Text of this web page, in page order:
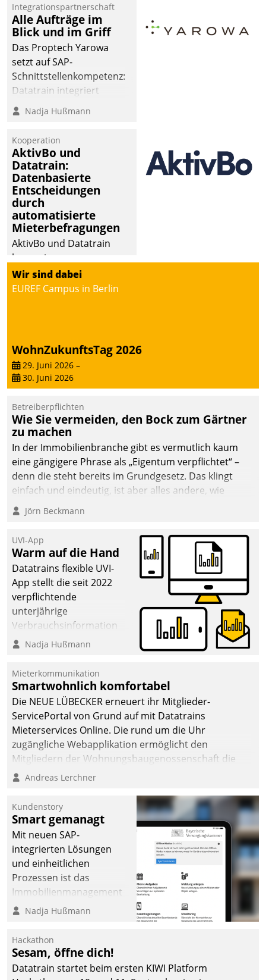
einsehen und ändern
oder
Schadensmeldungen
abgeben – rund um die
Uhr.
Integrationspartnerschaft
Alle Aufträge im
Blick und im Griff
Das Proptech Yarowa
setzt auf SAP-
Schnittstellenkompetenz:
Datatrain integriert
Yarowas Portal zur
Vergabe und Verwaltung
operativen
Instandhaltung in die
SAP-Systemlandschaft
deutscher
Wohnungsunternehmen
– und beschleunigt damit
den Weg vom
Mieteranliegen zum
Dienstleisterauftrag.
Nadja Hußmann
Kooperation
AktivBo und
Datatrain:
Datenbasierte
Entscheidungen
durch
automatisierte
Mieterbefragungen
AktivBo und Datatrain
kooperieren –
Immobilienunternehmen
profitieren: Die nahtlose
automatisiert ausgelöste,
zielgerichtete
Mieterbefragungen – eine
starke Grundlage für
intelligente,
datengestützte
Entscheidungen.
Wir sind dabei
EUREF Campus in Berlin
WohnZukunftsTag 2026
29. Juni 2026 –
30. Juni 2026
Betreiberpflichten
Wie Sie vermeiden, den Bock zum Gärtner
zu machen
In der Immobilienbranche gibt es vermutlich kaum
eine gängigere Phrase als „Eigentum verpflichtet“ –
denn die steht bereits im Grundgesetz. Das klingt
einfach und eindeutig, ist aber alles andere, wie
Branchenbeschäftigte wissen. Denn mit der
Verantwortung folgen Verpflichtungen.
Jörn Beckmann
UVI-App
Warm auf die Hand
Datatrains flexible UVI-
App stellt die seit 2022
verpflichtende
unterjährige
Verbrauchsinformation
schnell, zuverlässig und
Die monatlichen
Mitteilungen zum
Heizungs- und
Wasserverbrauch gehen
automatisiert, vollständig
und auf Wunsch über
mehrere zuvor
Kommunikationswege bei
Nadja Hußmann
Mieterkommunikation
Smartwohnlich komfortabel
Die NEUE LÜBECKER erneuert ihr Mitglieder-
ServicePortal von Grund auf mit Datatrains
Mieterservices Online. Die rund um die Uhr
zugängliche Webapplikation ermöglicht den
Mitgliedern der Wohnungs­bau­genossenschaft die
Kontaktaufnahme per Smartphone, Tablet oder PC.
Andreas Lerchner
Kundenstory
Smart gemanagt
Mit neuen SAP-
integrierten Lösungen
und einheitlichen
Prozessen ist das
Immobilienmanagement
der Bayerischen
Ressort Kapitalanlage für
künftige Aufgaben und
Herausforderungen
Nadja Hußmann
Hackathon
Sesam, öffne dich!
Datatrain startet beim ersten KIWI Platform